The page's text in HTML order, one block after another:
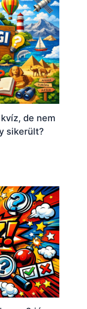
de nem
sikerült?